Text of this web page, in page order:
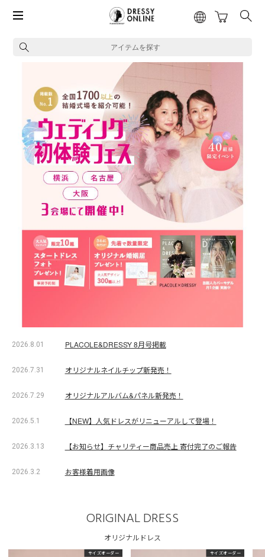
アイテムを探す
2026.8.01 PLACOLE&DRESSY 8月号掲載
2026.7.31 オリジナルネイルチップ新発売！
2026.7.29 オリジナルアルバム&パネル新発売！
2026.5.1 【NEW】人気ドレスがリニューアルして登場！
2026.3.13 【お知らせ】チャリティー商品売上 寄付完了のご報告
2026.3.2 お客様着用画像
ORIGINAL DRESS
オリジナルドレス
サイズオーダー サイズオーダー